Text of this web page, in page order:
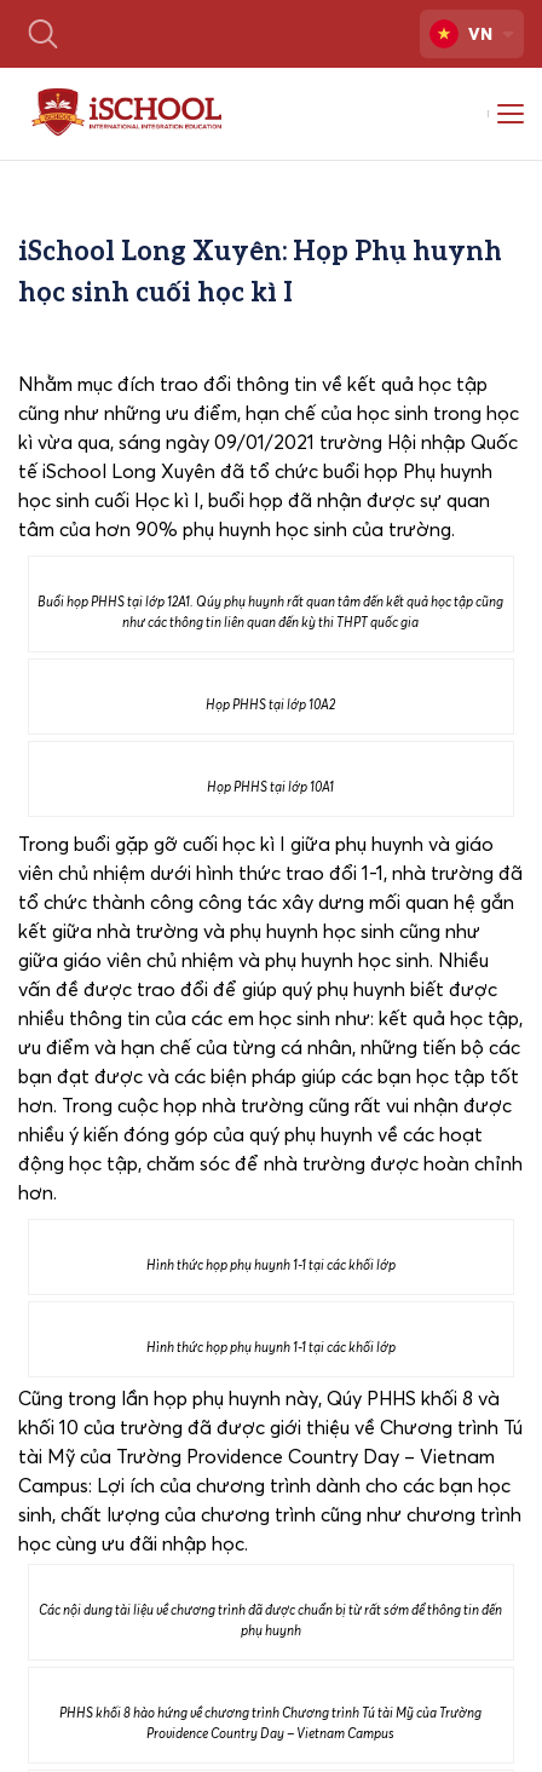
VN
iSchool Long Xuyên: Họp Phụ huynh
học sinh cuối học kì I
Nhằm mục đích trao đổi thông tin về kết quả học tập
cũng như những ưu điểm, hạn chế của học sinh trong học
kì vừa qua, sáng ngày 09/01/2021 trường Hội nhập Quốc
tế iSchool Long Xuyên đã tổ chức buổi họp Phụ huynh
học sinh cuối Học kì I, buổi họp đã nhận được sự quan
tâm của hơn 90% phụ huynh học sinh của trường.
Buổi họp PHHS tại lớp 12A1. Qúy phụ huynh rất quan tâm đến kết quả học tập cũng
như các thông tin liên quan đến kỳ thi THPT quốc gia
Họp PHHS tại lớp 10A2
Họp PHHS tại lớp 10A1
Trong buổi gặp gỡ cuối học kì I giữa phụ huynh và giáo
viên chủ nhiệm dưới hình thức trao đổi 1-1, nhà trường đã
tổ chức thành công công tác xây dưng mối quan hệ gắn
kết giữa nhà trường và phụ huynh học sinh cũng như
giữa giáo viên chủ nhiệm và phụ huynh học sinh. Nhiều
vấn đề được trao đổi để giúp quý phụ huynh biết được
nhiều thông tin của các em học sinh như: kết quả học tập,
ưu điểm và hạn chế của từng cá nhân, những tiến bộ các
bạn đạt được và các biện pháp giúp các bạn học tập tốt
hơn. Trong cuộc họp nhà trường cũng rất vui nhận được
nhiều ý kiến đóng góp của quý phụ huynh về các hoạt
động học tập, chăm sóc để nhà trường được hoàn chỉnh
hơn.
Hình thức họp phụ huynh 1-1 tại các khối lớp
Hình thức họp phụ huynh 1-1 tại các khối lớp
Cũng trong lần họp phụ huynh này, Qúy PHHS khối 8 và
khối 10 của trường đã được giới thiệu về Chương trình Tú
tài Mỹ của Trường Providence Country Day – Vietnam
Campus: Lợi ích của chương trình dành cho các bạn học
sinh, chất lượng của chương trình cũng như chương trình
học cùng ưu đãi nhập học.
Các nội dung tài liệu về chương trình đã được chuẩn bị từ rất sớm để thông tin đến
phụ huynh
PHHS khối 8 hào hứng về chương trình Chương trình Tú tài Mỹ của Trường
Providence Country Day – Vietnam Campus